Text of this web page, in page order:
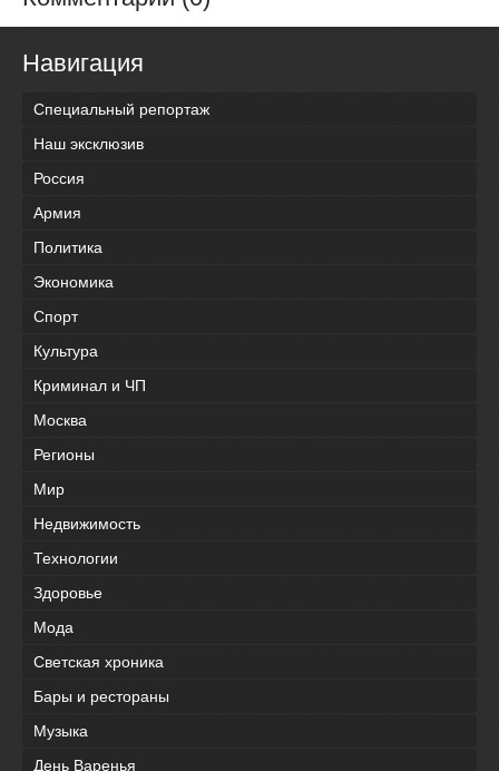
Навигация
Специальный репортаж
Наш эксклюзив
Россия
Армия
Политика
Экономика
Спорт
Культура
Криминал и ЧП
Москва
Регионы
Мир
Недвижимость
Технологии
Здоровье
Мода
Светская хроника
Бары и рестораны
Музыка
День Варенья